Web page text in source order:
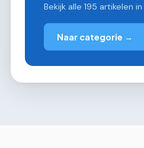
Bekijk alle 195 artikelen
Naar categorie →